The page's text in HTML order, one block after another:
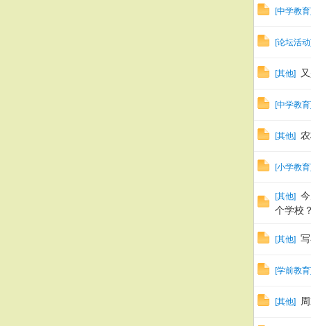
[中学教育
[论坛活动
[其他]
[中学教育
[其他]
[小学教育
[其他]
个学校
[其他]
[学前教育
[其他]